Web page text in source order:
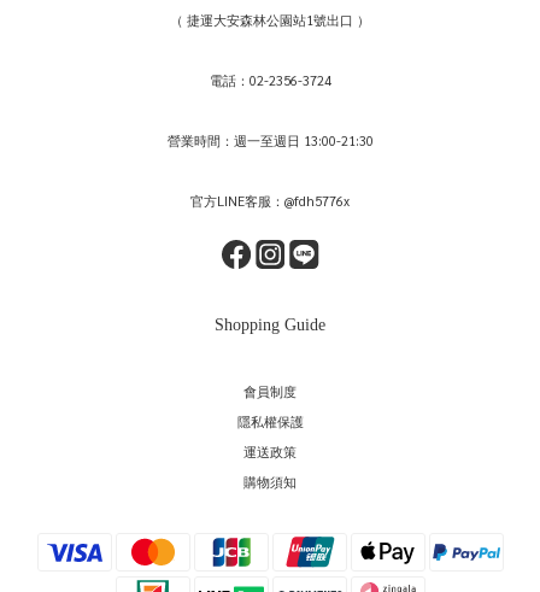
（ 捷運大安森林公園站1號出口 ）
電話：02-2356-3724
營業時間：週一至週日 13:00-21:30
官方LINE客服：@fdh5776x
Shopping Guide
會員制度
隱私權保護
運送政策
購物須知